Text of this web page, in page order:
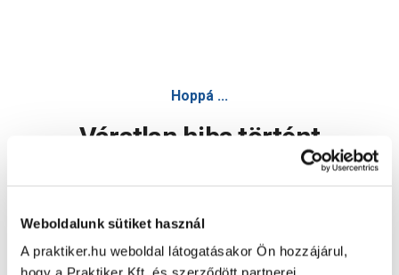
Weboldalunk sütiket használ
A praktiker.hu weboldal látogatásakor Ön hozzájárul,
Hoppá ...
Váratlan hiba történt
Oldal újratöltése